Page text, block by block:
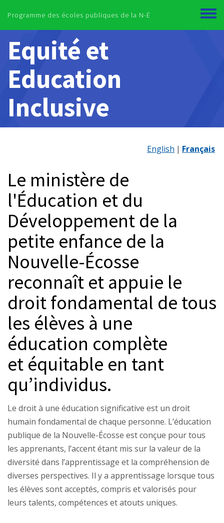
Programme des écoles publiques de la N-É
menu
Equité et
Education
Inclusive
English Français
Le ministère de
l'Éducation et du
Développement de la
petite enfance de la
Nouvelle-Écosse
reconnaît et appuie le
droit fondamental de tous
les élèves à une
éducation complète
et équitable en tant
qu’individus.
Le droit à une éducation significative est un droit
humain fondamental de chaque personne. L’éducation
publique de la Nouvelle-Écosse est conçue pour tous
les apprenants, l’accent étant mis sur la valeur de la
diversité dans l’apprentissage et la compréhension de
diverses perspectives. Il y a apprentissage lorsque tous
les élèves sont acceptés, compris et valorisés pour
leurs talents, compétences et atouts uniques.